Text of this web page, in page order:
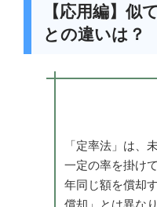
【応用編】似
との違いは？
「定率法」は、
一定の率を掛け
年同じ額を償却